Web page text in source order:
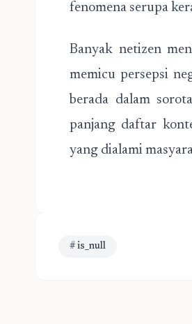
fenomena serupa
Banyak netizen
memicu persepsi
berada dalam
panjang daftar
yang dialami
# is_null